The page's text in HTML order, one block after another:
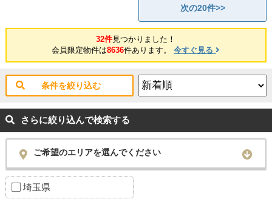
次の20件>>
32件見つかりました！
会員限定物件は8636件あります。今すぐ見る
条件を絞り込む
さらに絞り込んで検索する
ご希望のエリアを選んでください
埼玉県